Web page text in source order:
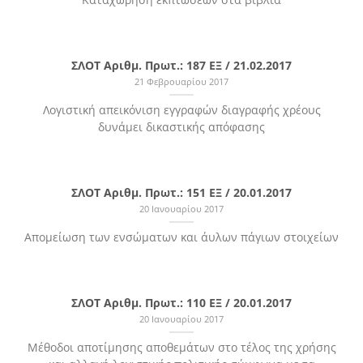
ΣΛΟΤ Αριθμ. Πρωτ.: 187 ΕΞ / 21.02.2017
21 Φεβρουαρίου 2017
Λογιστική απεικόνιση εγγραφών διαγραφής χρέους
δυνάμει δικαστικής απόφασης
ΣΛΟΤ Αριθμ. Πρωτ.: 151 ΕΞ / 20.01.2017
20 Ιανουαρίου 2017
Aπομείωση των ενσώματων και άυλων πάγιων στοιχείων
ΣΛΟΤ Αριθμ. Πρωτ.: 110 ΕΞ / 20.01.2017
20 Ιανουαρίου 2017
Μέθοδοι αποτίμησης αποθεμάτων στο τέλος της χρήσης